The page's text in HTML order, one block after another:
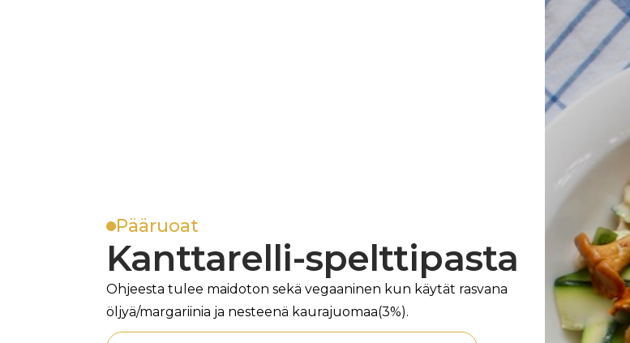
Pääruoat
Kanttarelli-spelttipasta
Ohjeesta tulee maidoton sekä vegaaninen kun käytät rasvana
öljyä/margariinia ja nesteenä kaurajuomaa(3%).